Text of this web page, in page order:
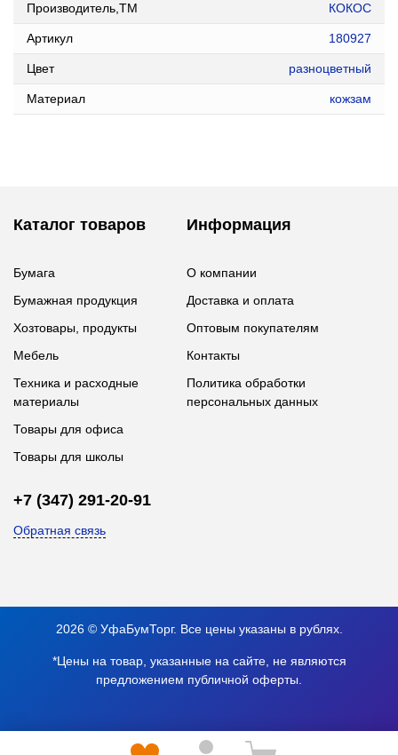
Производитель,ТМ КОКОС
Артикул 180927
Цвет разноцветный
Материал кожзам
Каталог товаров
Бумага
Бумажная продукция
Хозтовары, продукты
Мебель
Техника и расходные
материалы
Товары для офиса
Товары для школы
Информация
О компании
Доставка и оплата
Оптовым покупателям
Контакты
Политика обработки
персональных данных
+7 (347) 291-20-91
Обратная связь
2026 © УфаБумТорг. Все цены указаны в рублях.
*Цены на товар, указанные на сайте, не являются
предложением публичной оферты.